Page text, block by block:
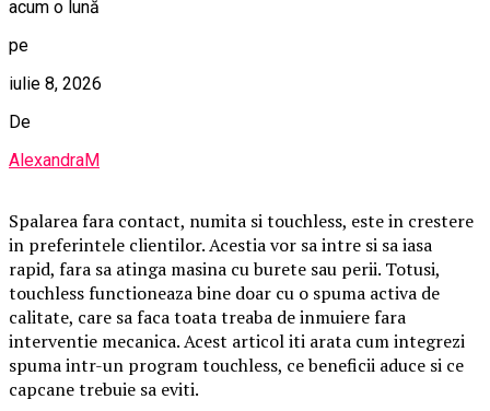
acum o lună
pe
iulie 8, 2026
De
AlexandraM
Spalarea fara contact, numita si touchless, este in crestere
in preferintele clientilor. Acestia vor sa intre si sa iasa
rapid, fara sa atinga masina cu burete sau perii. Totusi,
touchless functioneaza bine doar cu o spuma activa de
calitate, care sa faca toata treaba de inmuiere fara
interventie mecanica. Acest articol iti arata cum integrezi
spuma intr-un program touchless, ce beneficii aduce si ce
capcane trebuie sa eviti.